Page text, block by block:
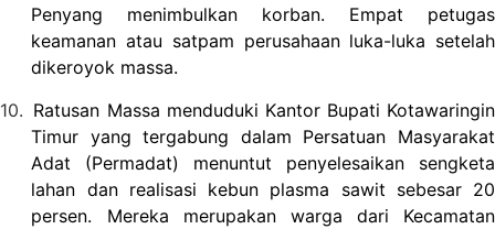
Penyang menimbulkan korban. Empat petugas
keamanan atau satpam perusahaan luka-luka setelah
dikeroyok massa.
10. Ratusan Massa menduduki Kantor Bupati Kotawaringin
Timur yang tergabung dalam Persatuan Masyarakat
Adat (Permadat) menuntut penyelesaikan sengketa
lahan dan realisasi kebun plasma sawit sebesar 20
persen. Mereka merupakan warga dari Kecamatan